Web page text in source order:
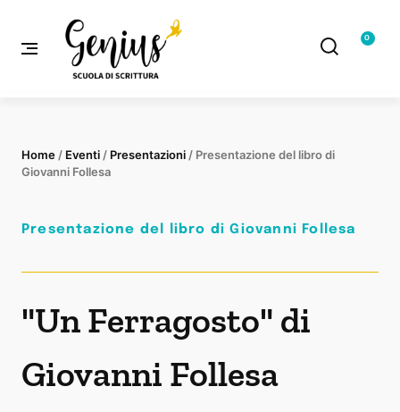
0
Home / Eventi / Presentazioni / Presentazione del libro di
Giovanni Follesa
Presentazione del libro di Giovanni Follesa
"Un Ferragosto" di
Giovanni Follesa